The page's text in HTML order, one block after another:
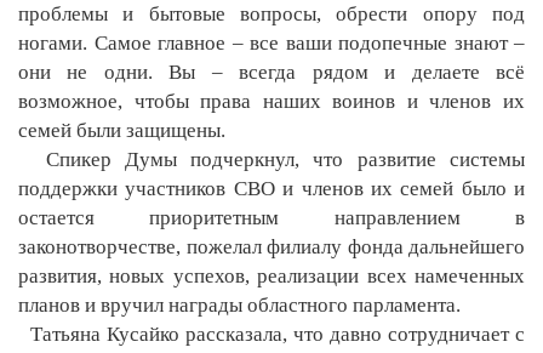
проблемы и бытовые вопросы, обрести опору под
ногами. Самое главное – все ваши подопечные знают –
они не одни. Вы – всегда рядом и делаете всё
возможное, чтобы права наших воинов и членов их
семей были защищены.
Спикер Думы подчеркнул, что развитие системы
поддержки участников СВО и членов их семей было и
остается приоритетным направлением в
законотворчестве, пожелал филиалу фонда дальнейшего
развития, новых успехов, реализации всех намеченных
планов и вручил награды областного парламента.
Татьяна Кусайко рассказала, что давно сотрудничает с